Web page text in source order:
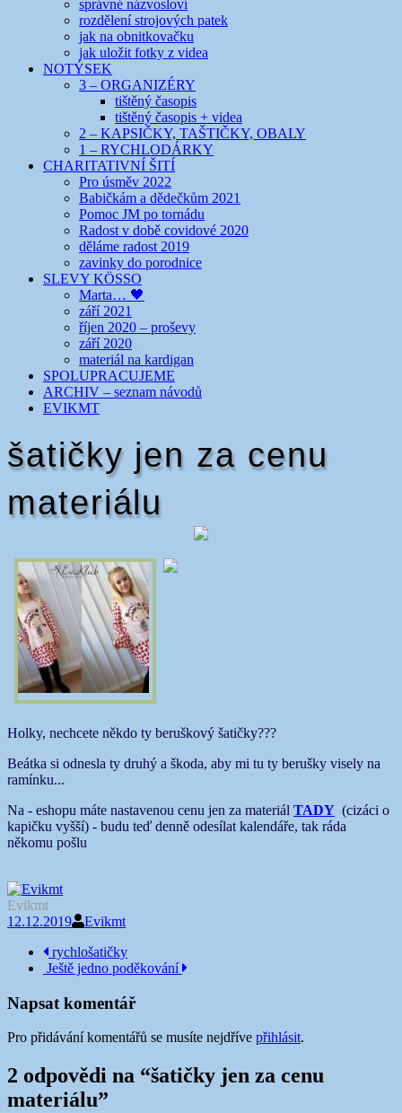
správné názvosloví
rozdělení strojových patek
jak na obnitkovačku
jak uložit fotky z videa
NOTÝSEK
3 – ORGANIZÉRY
tištěný časopis
tištěný časopis + videa
2 – KAPSIČKY, TAŠTIČKY, OBALY
1 – RYCHLODÁRKY
CHARITATIVNÍ ŠITÍ
Pro úsměv 2022
Babičkám a dědečkům 2021
Pomoc JM po tornádu
Radost v době covidové 2020
děláme radost 2019
zavinky do porodnice
SLEVY KÖSSO
Marta… 🖤
září 2021
říjen 2020 – proševy
září 2020
materiál na kardigan
SPOLUPRACUJEME
ARCHIV – seznam návodů
EVIKMT
šatičky jen za cenu
materiálu
Holky, nechcete někdo ty beruškový šatičky???
Beátka si odnesla ty druhý a škoda, aby mi tu ty berušky visely na
ramínku...
Na - eshopu máte nastavenou cenu jen za materiál TADY (cizáci o
kapičku vyšší) - budu teď denně odesílat kalendáře, tak ráda
někomu pošlu
Evikmt
12.12.2019
Evikmt
Navigace
příspěvku
rychlošatičky
Ještě jedno poděkování
Napsat komentář
Pro přidávání komentářů se musíte nejdříve přihlásit.
2 odpovědi na “šatičky jen za cenu
materiálu”